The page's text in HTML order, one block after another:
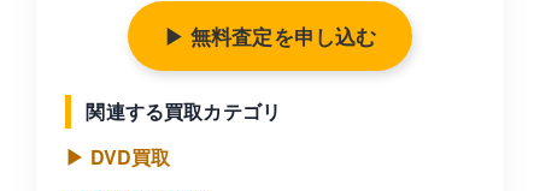
▶ 無料査定を申し込む
関連する買取カテゴリ
▶ DVD買取